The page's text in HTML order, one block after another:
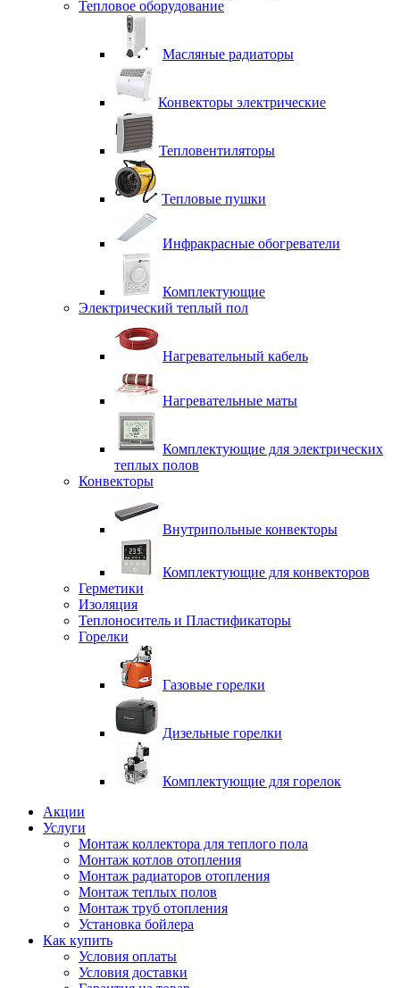
Тепловое оборудование
Масляные радиаторы
Конвекторы электрические
Тепловентиляторы
Тепловые пушки
Инфракрасные обогреватели
Комплектующие
Электрический теплый пол
Нагревательный кабель
Нагревательные маты
Комплектующие для электрических
теплых полов
Конвекторы
Внутрипольные конвекторы
Комплектующие для конвекторов
Герметики
Изоляция
Теплоноситель и Пластификаторы
Горелки
Газовые горелки
Дизельные горелки
Комплектующие для горелок
Акции
Услуги
Монтаж коллектора для теплого пола
Монтаж котлов отопления
Монтаж радиаторов отопления
Монтаж теплых полов
Монтаж труб отопления
Установка бойлера
Как купить
Условия оплаты
Условия доставки